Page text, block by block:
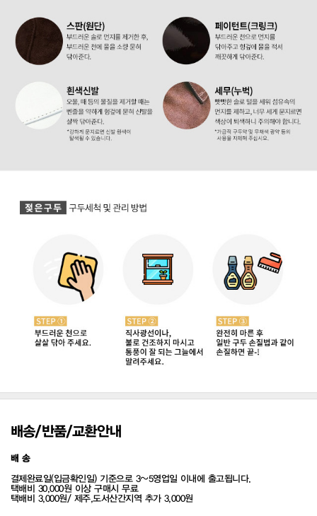
배송/반품/교환안내
배 송
결제완료일(입금확인일) 기준으로 3~5영업일 이내에 출고됩니다.
택배비 30,000원 이상 구매시 무료
택배비 3,000원/ 제주,도서산간지역 추가 3,000원